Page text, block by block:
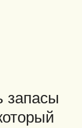
запасы